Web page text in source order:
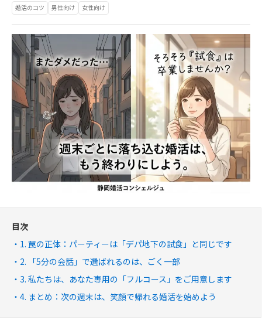
婚活のコツ 男性向け 女性向け
目次
​1. 罠の正体：パーティーは「デパ地下の試食」と同じです
​2. 「5分の会話」で選ばれるのは、ごく一部
​3. 私たちは、あなた専用の「フルコース」をご用意します
​4. まとめ：次の週末は、笑顔で帰れる婚活を始めよう